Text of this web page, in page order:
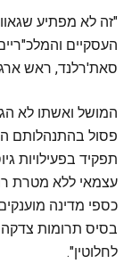
"זה לא מפתיע
העסקיים
סאת'רלנד, ראש
המושל ואשתו לא
פסול בהתנהלותם
תפקיד בפעילויות
עצמאי ללא מטרת
כספי מדינה
בסיס תרומות
לחלוטין".